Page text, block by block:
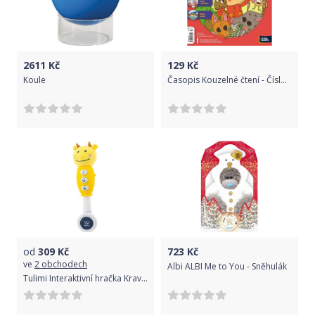
2611 Kč
Koule
129 Kč
Časopis Kouzelné čtení - Číslo 4
od 309 Kč
ve 2 obchodech
Tulimi Interaktivní hračka Kravička
723 Kč
Albi ALBI Me to You - Sněhulák